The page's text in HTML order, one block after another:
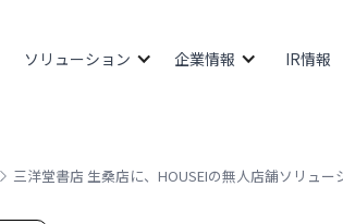
ソリューション 企業情報 IR情報
三洋堂書店 生桑店に、HOUSEIの無人店舗ソリュー